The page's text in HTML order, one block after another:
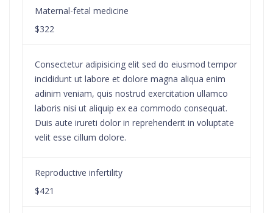
Maternal-fetal medicine
$322
Consectetur adipisicing elit sed do eiusmod tempor
incididunt ut labore et dolore magna aliqua enim
adinim veniam, quis nostrud exercitation ullamco
laboris nisi ut aliquip ex ea commodo consequat.
Duis aute irureti dolor in reprehenderit in voluptate
velit esse cillum dolore.
Reproductive infertility
$421